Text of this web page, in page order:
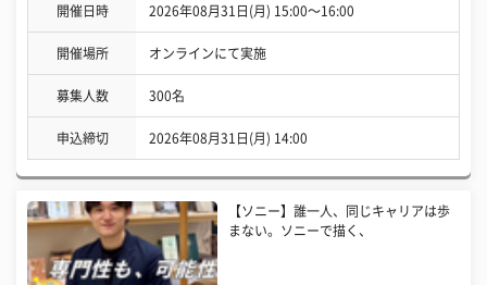
開催日時 2026年08月31日(月) 15:00〜16:00
開催場所 オンラインにて実施
募集人数 300名
申込締切 2026年08月31日(月) 14:00
【ソニー】誰一人、同じキャリアは歩
まない。ソニーで描く、